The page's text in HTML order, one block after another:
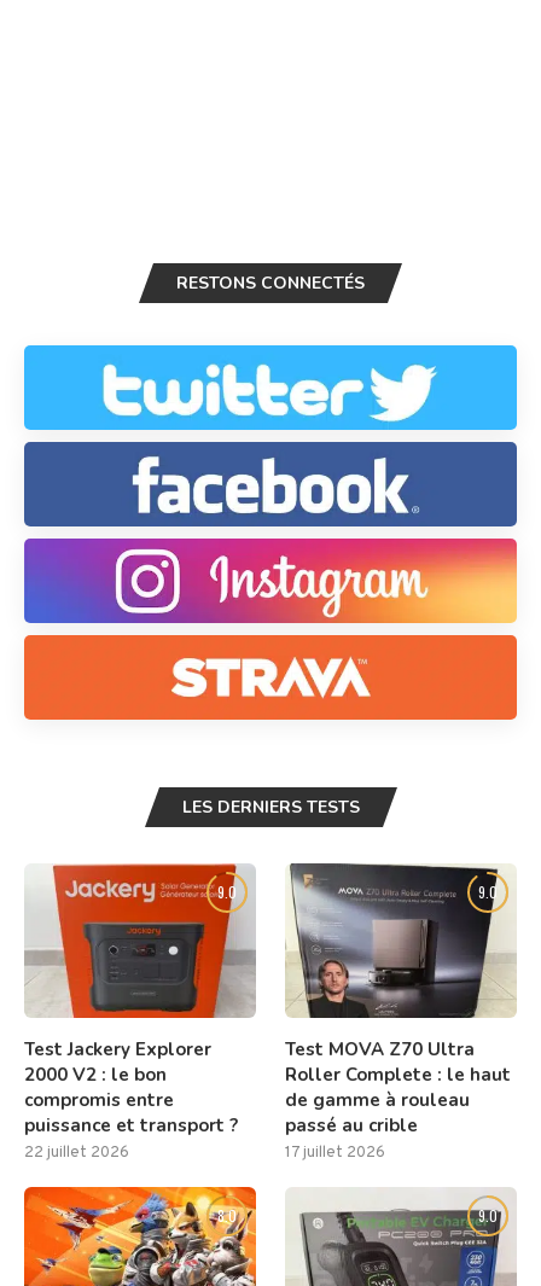
RESTONS CONNECTÉS
LES DERNIERS TESTS
9.0
Test Jackery Explorer
2000 V2 : le bon
compromis entre
puissance et transport ?
22 juillet 2026
9.0
Test MOVA Z70 Ultra
Roller Complete : le haut
de gamme à rouleau
passé au crible
17 juillet 2026
8.0 9.0